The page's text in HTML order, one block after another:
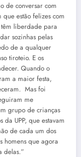
de conversar com
que estão felizes com
liberdade para
sozinhas pelas
de a qualquer
tiroteio. E os
Quando o
a maior festa,
Mas foi
me
grupo de crianças
UPP, que estavam
de cada um dos
homens que agora
delas.”